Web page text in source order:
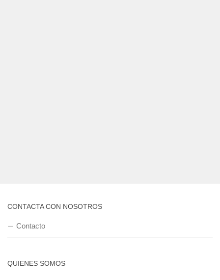
CONTACTA CON NOSOTROS
Contacto
QUIENES SOMOS